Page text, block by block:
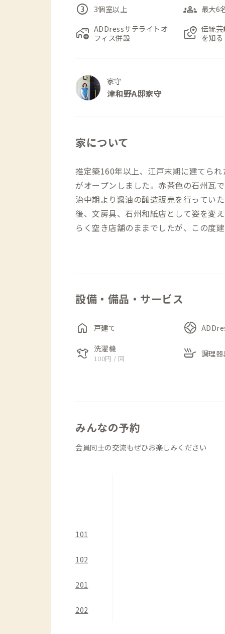
counter_3 3個室以上 groups_3 最大6
add_home_work ADDressサテライトオ
フィス併設
local_see 伝統
を知る
家守
津和野A邸家守
家について
推定築160年以上、江戸末期に建てら
がオープンしました。赤茶色の石州瓦
治中期より醤油の醸造販売を行ってい
後、文房具、石州和紙店として姿を変
らく空き店舗のままでしたが、この度
通りに面した玄関土間は、備え付けの
す。
しています。作業台兼ダイニングテー
（101のみ座卓&座布団）
注意点として、古い建物であるため、
設備・備品・サービス
home 戸建て
laundry 洗濯機
100円 / 回 skillet 調理器
みんなの予約
会員同士の交流もぜひお楽しみください
101
102
201
202